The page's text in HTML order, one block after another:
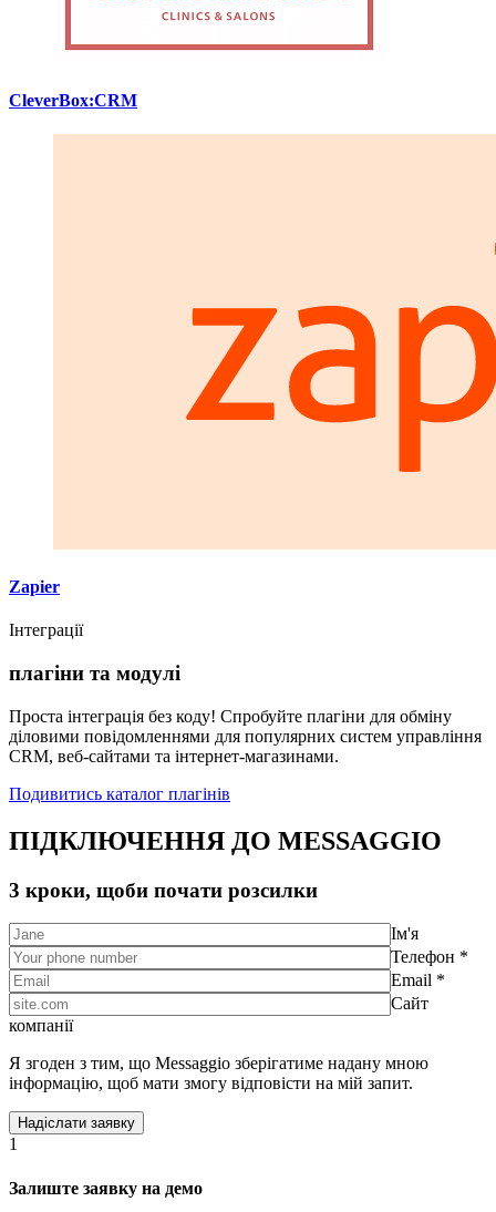
CleverBox:CRM
Zapier
Інтеграції
плагіни та модулі
Проста інтеграція без коду! Спробуйте плагіни для обміну
діловими повідомленнями для популярних систем управління
CRM, веб-сайтами та інтернет-магазинами.
Подивитись каталог плагінів
ПІДКЛЮЧЕННЯ ДО MESSAGGIO
3 кроки, щоби почати розсилки
Ім'я
Телефон *
Email *
Сайт
компанії
Я згоден з тим, що Messaggio зберігатиме надану мною
інформацію, щоб мати змогу відповісти на мій запит.
1
Залиште заявку на демо